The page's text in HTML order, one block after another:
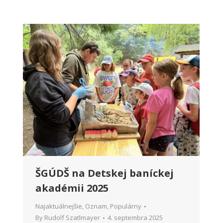
ŠGÚDŠ na Detskej baníckej
akadémii 2025
Najaktuálnejšie, Oznam, Populárny
By Rudolf Szatlmayer 4. septembra 2025